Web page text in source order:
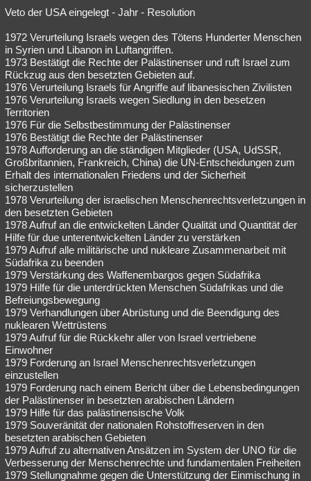
Veto der USA eingelegt - Jahr - Resolution
1972 Verurteilung Israels wegen des Tötens Hunderter Menschen
in Syrien und Libanon in Luftangriffen.
1973 Bestätigt die Rechte der Palästinenser und ruft Israel zum
Rückzug aus den besetzten Gebieten auf.
1976 Verurteilung Israels für Angriffe auf libanesischen Zivilisten
1976 Verurteilung Israels wegen Siedlung in den besetzen
Territorien
1976 Für die Selbstbestimmung der Palästinenser
1976 Bestätigt die Rechte der Palästinenser
1978 Aufforderung an die ständigen Mitglieder (USA, UdSSR,
Großbritannien, Frankreich, China) die UN-Entscheidungen zum
Erhalt des internationalen Friedens und der Sicherheit
sicherzustellen
1978 Verurteilung der israelischen Menschenrechtsverletzungen in
den besetzten Gebieten
1978 Aufruf an die entwickelten Länder Qualität und Quantität der
Hilfe für due unterentwickelten Länder zu verstärken
1979 Aufruf alle militärische und nukleare Zusammenarbeit mit
Südafrika zu beenden
1979 Verstärkung des Waffenembargos gegen Südafrika
1979 Hilfe für die unterdrückten Menschen Südafrikas und die
Befreiungsbewegung
1979 Verhandlungen über Abrüstung und die Beendigung des
nuklearen Wettrüstens
1979 Aufruf für die Rückkehr aller von Israel vertriebene
Einwohner
1979 Forderung an Israel Menschenrechtsverletzungen
einzustellen
1979 Forderung nach einem Bericht über die Lebensbedingungen
der Palästinenser in besetzten arabischen Ländern
1979 Hilfe für das palästinensische Volk
1979 Souveränität der nationalen Rohstoffreserven in den
besetzten arabischen Gebieten
1979 Aufruf zu alternativen Ansätzen im System der UNO für die
Verbesserung der Menschenrechte und fundamentalen Freiheiten
1979 Stellungnahme gegen die Unterstützung der Einmischung in